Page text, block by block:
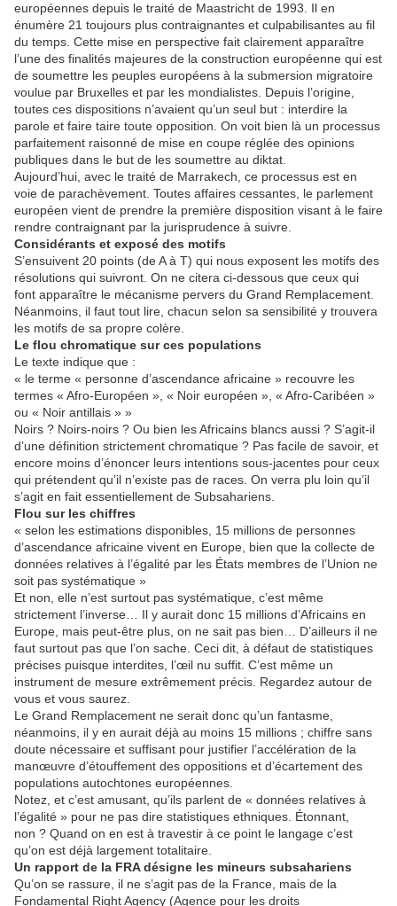
européennes depuis le traité de Maastricht de 1993. Il en
énumère 21 toujours plus contraignantes et culpabilisantes au fil
du temps. Cette mise en perspective fait clairement apparaître
l’une des finalités majeures de la construction européenne qui est
de soumettre les peuples européens à la submersion migratoire
voulue par Bruxelles et par les mondialistes. Depuis l’origine,
toutes ces dispositions n’avaient qu’un seul but : interdire la
parole et faire taire toute opposition. On voit bien là un processus
parfaitement raisonné de mise en coupe réglée des opinions
publiques dans le but de les soumettre au diktat.
Aujourd’hui, avec le traité de Marrakech, ce processus est en
voie de parachèvement. Toutes affaires cessantes, le parlement
européen vient de prendre la première disposition visant à le faire
rendre contraignant par la jurisprudence à suivre.
Considérants et exposé des motifs
S’ensuivent 20 points (de A à T) qui nous exposent les motifs des
résolutions qui suivront. On ne citera ci-dessous que ceux qui
font apparaître le mécanisme pervers du Grand Remplacement.
Néanmoins, il faut tout lire, chacun selon sa sensibilité y trouvera
les motifs de sa propre colère.
Le flou chromatique sur ces populations
Le texte indique que :
« le terme « personne d’ascendance africaine » recouvre les
termes « Afro-Européen », « Noir européen », « Afro-Caribéen »
ou « Noir antillais » »
Noirs ? Noirs-noirs ? Ou bien les Africains blancs aussi ? S’agit-il
d’une définition strictement chromatique ? Pas facile de savoir, et
encore moins d’énoncer leurs intentions sous-jacentes pour ceux
qui prétendent qu’il n’existe pas de races. On verra plu loin qu’il
s’agit en fait essentiellement de Subsahariens.
Flou sur les chiffres
« selon les estimations disponibles, 15 millions de personnes
d’ascendance africaine vivent en Europe, bien que la collecte de
données relatives à l’égalité par les États membres de l’Union ne
soit pas systématique »
Et non, elle n’est surtout pas systématique, c’est même
strictement l’inverse… Il y aurait donc 15 millions d’Africains en
Europe, mais peut-être plus, on ne sait pas bien… D’ailleurs il ne
faut surtout pas que l’on sache. Ceci dit, à défaut de statistiques
précises puisque interdites, l’œil nu suffit. C’est même un
instrument de mesure extrêmement précis. Regardez autour de
vous et vous saurez.
Le Grand Remplacement ne serait donc qu’un fantasme,
néanmoins, il y en aurait déjà au moins 15 millions ; chiffre sans
doute nécessaire et suffisant pour justifier l’accélération de la
manœuvre d’étouffement des oppositions et d’écartement des
populations autochtones européennes.
Notez, et c’est amusant, qu’ils parlent de « données relatives à
l’égalité » pour ne pas dire statistiques ethniques. Étonnant,
non ? Quand on en est à travestir à ce point le langage c’est
qu’on est déjà largement totalitaire.
Un rapport de la FRA désigne les mineurs subsahariens
Qu’on se rassure, il ne s’agit pas de la France, mais de la
Fondamental Right Agency (Agence pour les droits